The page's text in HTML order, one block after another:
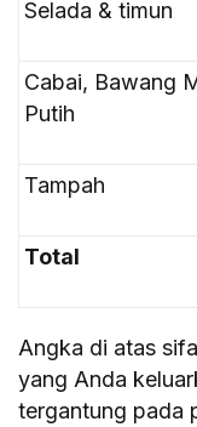
Selada & timun
Cabai, Bawang
Putih
Tampah
Total
Angka di atas
yang Anda
tergantung pada